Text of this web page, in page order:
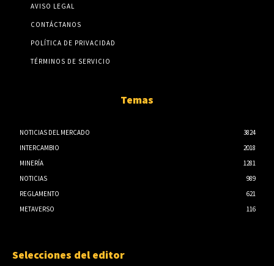
AVISO LEGAL
CONTÁCTANOS
POLÍTICA DE PRIVACIDAD
TÉRMINOS DE SERVICIO
Temas
NOTICIAS DEL MERCADO
3824
INTERCAMBIO
2018
MINERÍA
1281
NOTICIAS
989
REGLAMENTO
621
METAVERSO
116
Selecciones del editor